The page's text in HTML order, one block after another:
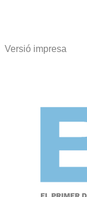
Versió impresa